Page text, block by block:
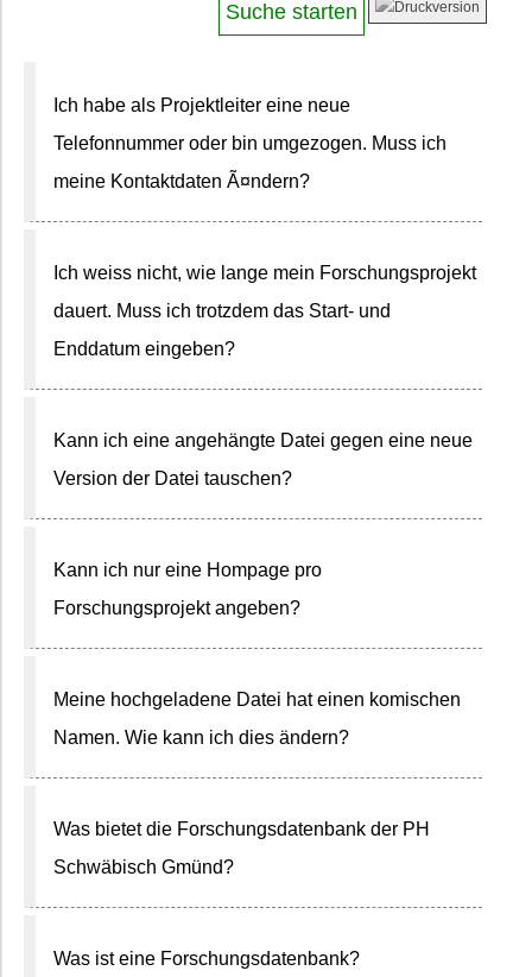
Ich habe als Projektleiter eine neue
Telefonnummer oder bin umgezogen. Muss ich
meine Kontaktdaten Ã¤ndern?
Ich weiss nicht, wie lange mein Forschungsprojekt
dauert. Muss ich trotzdem das Start- und
Enddatum eingeben?
Kann ich eine angehängte Datei gegen eine neue
Version der Datei tauschen?
Kann ich nur eine Hompage pro
Forschungsprojekt angeben?
Meine hochgeladene Datei hat einen komischen
Namen. Wie kann ich dies ändern?
Was bietet die Forschungsdatenbank der PH
Schwäbisch Gmünd?
Was ist eine Forschungsdatenbank?